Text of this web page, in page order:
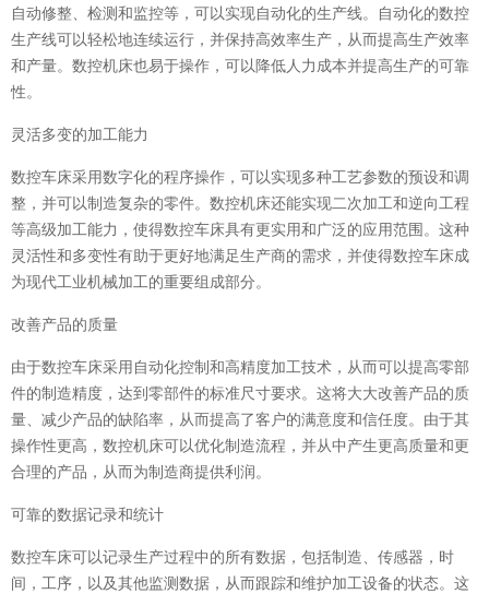
自动修整、检测和监控等，可以实现自动化的生产线。自动化的数控
生产线可以轻松地连续运行，并保持高效率生产，从而提高生产效率
和产量。数控机床也易于操作，可以降低人力成本并提高生产的可靠
性。
灵活多变的加工能力
数控车床采用数字化的程序操作，可以实现多种工艺参数的预设和调
整，并可以制造复杂的零件。数控机床还能实现二次加工和逆向工程
等高级加工能力，使得数控车床具有更实用和广泛的应用范围。这种
灵活性和多变性有助于更好地满足生产商的需求，并使得数控车床成
为现代工业机械加工的重要组成部分。
改善产品的质量
由于数控车床采用自动化控制和高精度加工技术，从而可以提高零部
件的制造精度，达到零部件的标准尺寸要求。这将大大改善产品的质
量、减少产品的缺陷率，从而提高了客户的满意度和信任度。由于其
操作性更高，数控机床可以优化制造流程，并从中产生更高质量和更
合理的产品，从而为制造商提供利润。
可靠的数据记录和统计
数控车床可以记录生产过程中的所有数据，包括制造、传感器，时
间，工序，以及其他监测数据，从而跟踪和维护加工设备的状态。这